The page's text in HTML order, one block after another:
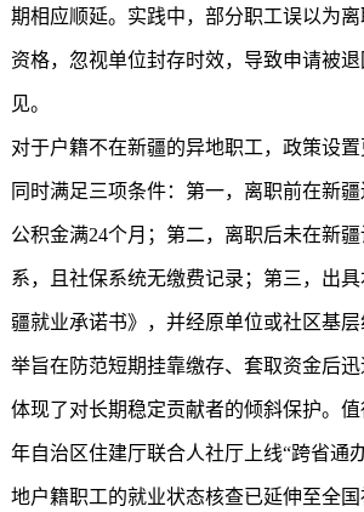
期相应顺延。实践中，部分职工误以为
资格，忽视单位封存时效，导致申请被
见。
对于户籍不在新疆的异地职工，政策设
同时满足三项条件：第一，离职前在新
公积金满24个月；第二，离职后未在新
系，且社保系统无缴费记录；第三，出
疆就业承诺书》，并经原单位或社区基
举旨在防范短期挂靠缴存、套取资金后
体现了对长期稳定贡献者的倾斜保护。
年自治区住建厅联合人社厅上线“跨省通
地户籍职工的就业状态核查已延伸至全